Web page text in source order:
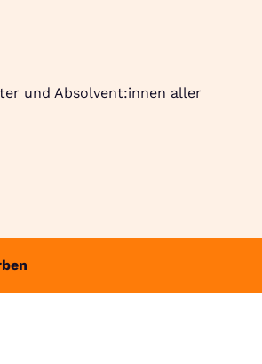
und Absolvent:innen aller